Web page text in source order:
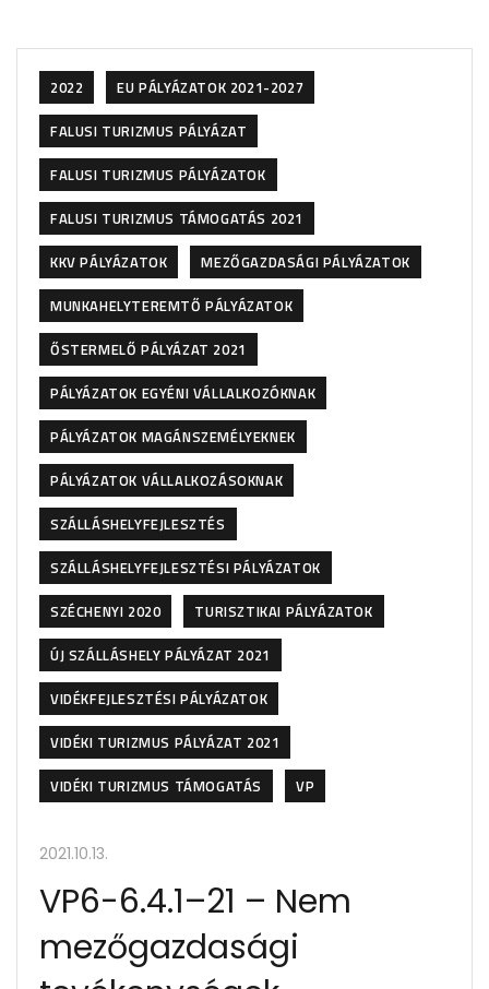
2022
EU PÁLYÁZATOK 2021-2027
FALUSI TURIZMUS PÁLYÁZAT
FALUSI TURIZMUS PÁLYÁZATOK
FALUSI TURIZMUS TÁMOGATÁS 2021
KKV PÁLYÁZATOK
MEZŐGAZDASÁGI PÁLYÁZATOK
MUNKAHELYTEREMTŐ PÁLYÁZATOK
ŐSTERMELŐ PÁLYÁZAT 2021
PÁLYÁZATOK EGYÉNI VÁLLALKOZÓKNAK
PÁLYÁZATOK MAGÁNSZEMÉLYEKNEK
PÁLYÁZATOK VÁLLALKOZÁSOKNAK
SZÁLLÁSHELYFEJLESZTÉS
SZÁLLÁSHELYFEJLESZTÉSI PÁLYÁZATOK
SZÉCHENYI 2020
TURISZTIKAI PÁLYÁZATOK
ÚJ SZÁLLÁSHELY PÁLYÁZAT 2021
VIDÉKFEJLESZTÉSI PÁLYÁZATOK
VIDÉKI TURIZMUS PÁLYÁZAT 2021
VIDÉKI TURIZMUS TÁMOGATÁS
VP
2021.10.13.
VP6-6.4.1–21 – Nem
mezőgazdasági